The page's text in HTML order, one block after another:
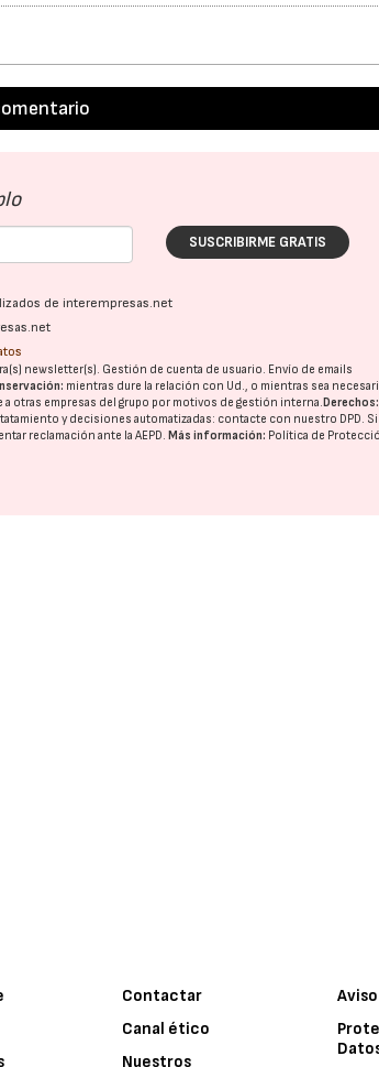
SUSCRIBIRME GRATIS
de interempresas.net
newsletter(s). Gestión de cuenta de usuario. Envío de emails
mientras dure la relación con Ud., o mientras sea
a otras empresas del grupo por motivos de gestión interna.Derechos:
y decisiones automatizadas: contacte con nuestro DPD. Si
reclamación ante laAEPD.Más información: Política de
Contactar
Canal ético
Nuestros